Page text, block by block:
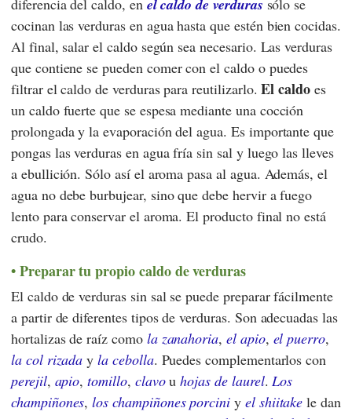
diferencia del caldo, en el caldo de verduras sólo se
cocinan las verduras en agua hasta que estén bien cocidas.
Al final, salar el caldo según sea necesario. Las verduras
que contiene se pueden comer con el caldo o puedes
filtrar el caldo de verduras para reutilizarlo.El caldo es
un caldo fuerte que se espesa mediante una cocción
prolongada y la evaporación del agua. Es importante que
pongas las verduras en agua fría sin sal y luego las lleves
a ebullición. Sólo así el aroma pasa al agua. Además, el
agua no debe burbujear, sino que debe hervir a fuego
lento para conservar el aroma. El producto final no está
crudo.
Preparar tu propio caldo de verduras
El caldo de verduras sin sal se puede preparar fácilmente
a partir de diferentes tipos de verduras. Son adecuadas las
hortalizas de raíz como la zanahoria, el apio, el puerro,
la col rizada yla cebolla. Puedes complementarlos con
perejil, apio,tomillo, clavouhojas de laurel.Los
champiñones,los champiñones porcini y el shiitake le dan